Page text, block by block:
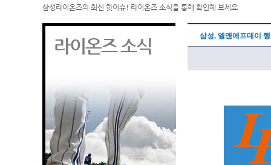
삼성라이온즈의 최신 핫이슈! 라이온즈 소식을 통해 확인해 보세요.
라이온즈 소식 삼성, 엘앤에프데이